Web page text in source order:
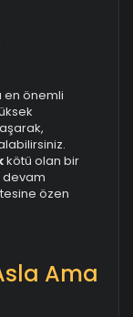
en önemli
kötü olan bir
devam
özen
Ama